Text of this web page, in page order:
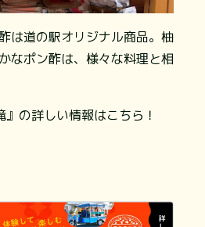
は道の駅オリジナル商品。柚
なポン酢は、様々な料理と相
』の詳しい情報はこちら！